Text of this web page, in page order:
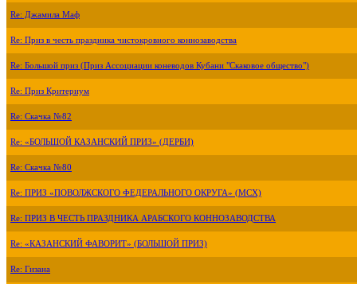
Re: Джамила Маф
Re: Приз в честь праздника чистокровного коннозаводства
Re: Большой приз (Приз Ассоциации коневодов Кубани "Скаковое общество")
Re: Приз Критериум
Re: Скачка №82
Re: «БОЛЬШОЙ КАЗАНСКИЙ ПРИЗ» (ДЕРБИ)
Re: Скачка №80
Re: ПРИЗ «ПОВОЛЖСКОГО ФЕДЕРАЛЬНОГО ОКРУГА» (МСХ)
Re: ПРИЗ В ЧЕСТЬ ПРАЗДНИКА АРАБСКОГО КОННОЗАВОДСТВА
Re: «КАЗАНСКИЙ ФАВОРИТ» (БОЛЬШОЙ ПРИЗ)
Re: Гизана